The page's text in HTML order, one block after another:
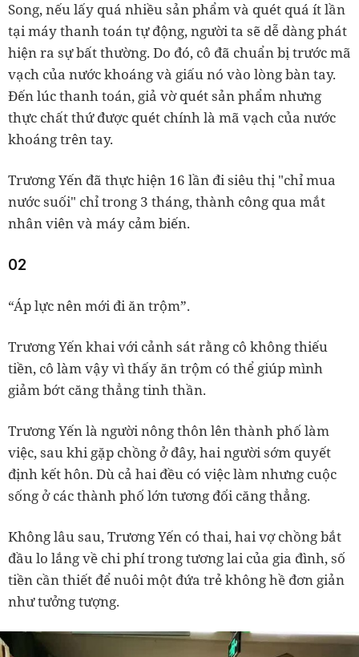
Song, nếu lấy quá nhiều sản phẩm và quét quá ít lần
tại máy thanh toán tự động, người ta sẽ dễ dàng phát
hiện ra sự bất thường. Do đó, cô đã chuẩn bị trước mã
vạch của nước khoáng và giấu nó vào lòng bàn tay.
Đến lúc thanh toán, giả vờ quét sản phẩm nhưng
thực chất thứ được quét chính là mã vạch của nước
khoáng trên tay.
Trương Yến đã thực hiện 16 lần đi siêu thị "chỉ mua
nước suối" chỉ trong 3 tháng, thành công qua mắt
nhân viên và máy cảm biến.
02
“Áp lực nên mới đi ăn trộm”.
Trương Yến khai với cảnh sát rằng cô không thiếu
tiền, cô làm vậy vì thấy ăn trộm có thể giúp mình
giảm bớt căng thẳng tinh thần.
Trương Yến là người nông thôn lên thành phố làm
việc, sau khi gặp chồng ở đây, hai người sớm quyết
định kết hôn. Dù cả hai đều có việc làm nhưng cuộc
sống ở các thành phố lớn tương đối căng thẳng.
Không lâu sau, Trương Yến có thai, hai vợ chồng bắt
đầu lo lắng về chi phí trong tương lai của gia đình, số
tiền cần thiết để nuôi một đứa trẻ không hề đơn giản
như tưởng tượng.